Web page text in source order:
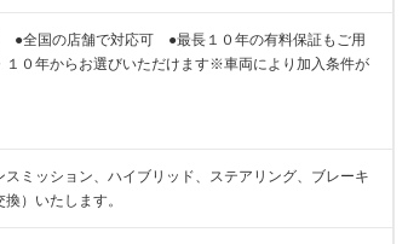
全国の店舗で対応可 ●最長１０年の有料保証もご用
０年からお選びいただけます※車両により加入条件が
ミッション、ハイブリッド、ステアリング、ブレーキ
）いたします。